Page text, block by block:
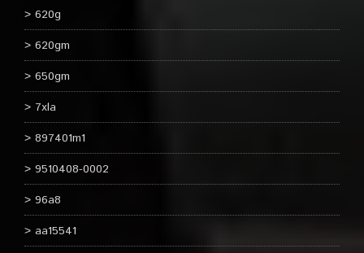
620g
620gm
650gm
7xla
897401m1
9510408-0002
96a8
aa15541